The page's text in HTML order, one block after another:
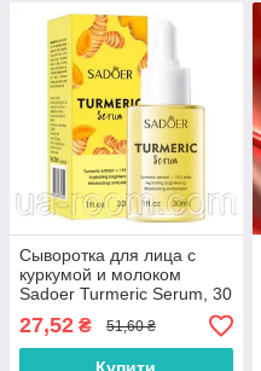
Сыворотка для лица с
куркумой и молоком
Sadoer Turmeric Serum, 30
мл.
27,52 ₴ 51,60 ₴